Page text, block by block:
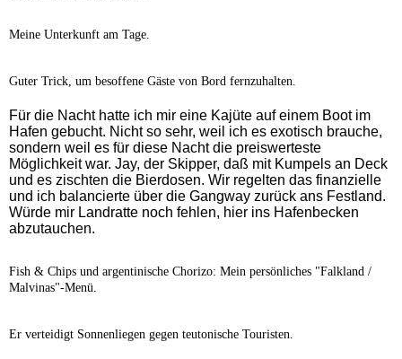
Meine Unterkunft am Tage.
Guter Trick, um besoffene Gäste von Bord fernzuhalten.
Für die Nacht hatte ich mir eine Kajüte auf einem Boot im
Hafen gebucht. Nicht so sehr, weil ich es exotisch brauche,
sondern weil es für diese Nacht die preiswerteste
Möglichkeit war. Jay, der Skipper, daß mit Kumpels an Deck
und es zischten die Bierdosen. Wir regelten das finanzielle
und ich balancierte über die Gangway zurück ans Festland.
Würde mir Landratte noch fehlen, hier ins Hafenbecken
abzutauchen.
Fish & Chips und argentinische Chorizo: Mein persönliches "Falkland /
Malvinas"-Menü.
Er verteidigt Sonnenliegen gegen teutonische Touristen.